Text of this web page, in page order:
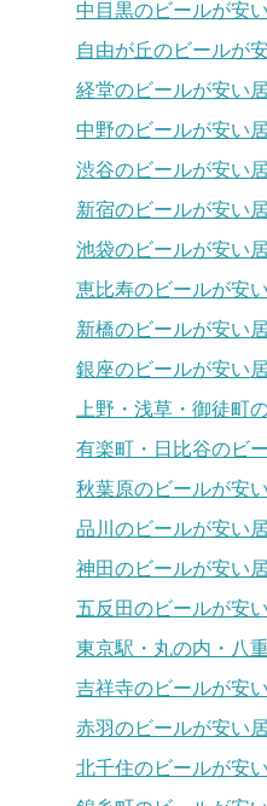
中目黒のビールが安
自由が丘のビールが
経堂のビールが安い
中野のビールが安い
渋谷のビールが安い
新宿のビールが安い
池袋のビールが安い
恵比寿のビールが安
新橋のビールが安い
銀座のビールが安い
上野・浅草・御徒町
有楽町・日比谷のビ
秋葉原のビールが安
品川のビールが安い
神田のビールが安い
五反田のビールが安
東京駅・丸の内・八
吉祥寺のビールが安
赤羽のビールが安い
北千住のビールが安